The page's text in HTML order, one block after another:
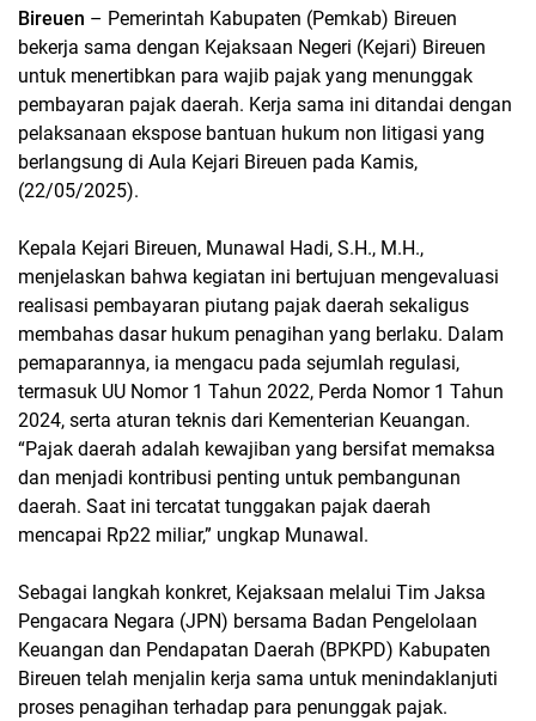
Bireuen – Pemerintah Kabupaten (Pemkab) Bireuen
bekerja sama dengan Kejaksaan Negeri (Kejari) Bireuen
untuk menertibkan para wajib pajak yang menunggak
pembayaran pajak daerah. Kerja sama ini ditandai dengan
pelaksanaan ekspose bantuan hukum non litigasi yang
berlangsung di Aula Kejari Bireuen pada Kamis,
(22/05/2025).
Kepala Kejari Bireuen, Munawal Hadi, S.H., M.H.,
menjelaskan bahwa kegiatan ini bertujuan mengevaluasi
realisasi pembayaran piutang pajak daerah sekaligus
membahas dasar hukum penagihan yang berlaku. Dalam
pemaparannya, ia mengacu pada sejumlah regulasi,
termasuk UU Nomor 1 Tahun 2022, Perda Nomor 1 Tahun
2024, serta aturan teknis dari Kementerian Keuangan.
“Pajak daerah adalah kewajiban yang bersifat memaksa
dan menjadi kontribusi penting untuk pembangunan
daerah. Saat ini tercatat tunggakan pajak daerah
mencapai Rp22 miliar,” ungkap Munawal.
Sebagai langkah konkret, Kejaksaan melalui Tim Jaksa
Pengacara Negara (JPN) bersama Badan Pengelolaan
Keuangan dan Pendapatan Daerah (BPKPD) Kabupaten
Bireuen telah menjalin kerja sama untuk menindaklanjuti
proses penagihan terhadap para penunggak pajak.